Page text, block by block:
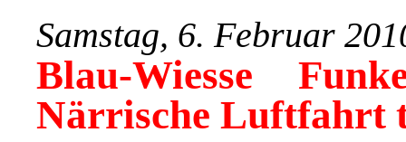
Samstag, 6. Februar
Blau-Wiesse
Närrische Luftfahrt